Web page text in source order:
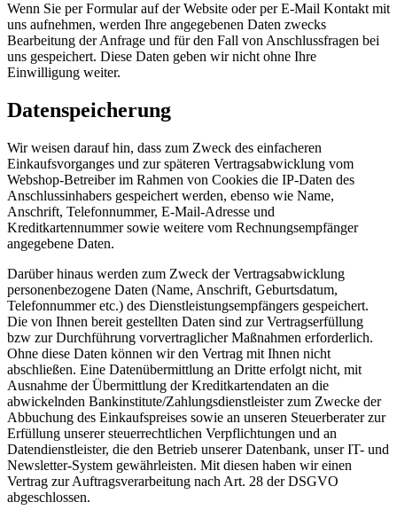
Wenn Sie per Formular auf der Website oder per E-Mail Kontakt mit
uns aufnehmen, werden Ihre angegebenen Daten zwecks
Bearbeitung der Anfrage und für den Fall von Anschlussfragen bei
uns gespeichert. Diese Daten geben wir nicht ohne Ihre
Einwilligung weiter.
Datenspeicherung
Wir weisen darauf hin, dass zum Zweck des einfacheren
Einkaufsvorganges und zur späteren Vertragsabwicklung vom
Webshop-Betreiber im Rahmen von Cookies die IP-Daten des
Anschlussinhabers gespeichert werden, ebenso wie Name,
Anschrift, Telefonnummer, E-Mail-Adresse und
Kreditkartennummer sowie weitere vom Rechnungsempfänger
angegebene Daten.
Darüber hinaus werden zum Zweck der Vertragsabwicklung
personenbezogene Daten (Name, Anschrift, Geburtsdatum,
Telefonnummer etc.) des Dienstleistungsempfängers gespeichert.
Die von Ihnen bereit gestellten Daten sind zur Vertragserfüllung
bzw zur Durchführung vorvertraglicher Maßnahmen erforderlich.
Ohne diese Daten können wir den Vertrag mit Ihnen nicht
abschließen. Eine Datenübermittlung an Dritte erfolgt nicht, mit
Ausnahme der Übermittlung der Kreditkartendaten an die
abwickelnden Bankinstitute/Zahlungsdienstleister zum Zwecke der
Abbuchung des Einkaufspreises sowie an unseren Steuerberater zur
Erfüllung unserer steuerrechtlichen Verpflichtungen und an
Datendienstleister, die den Betrieb unserer Datenbank, unser IT- und
Newsletter-System gewährleisten. Mit diesen haben wir einen
Vertrag zur Auftragsverarbeitung nach Art. 28 der DSGVO
abgeschlossen.